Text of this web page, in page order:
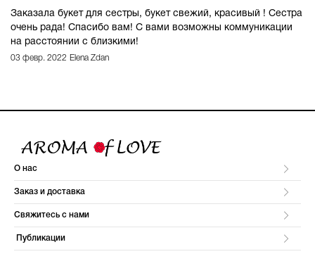
Заказала букет для сестры, букет свежий, красивый ! Сестра
очень рада! Спасибо вам! С вами возможны коммуникации
на расстоянии с близкими!
03 февр. 2022 Elena Zdan
О нас
Заказ и доставка
Свяжитесь с нами
Публикации